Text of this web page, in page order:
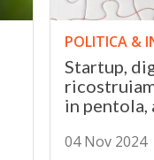
POLITICA &
Startup,
in pentola,
04 Nov 2024